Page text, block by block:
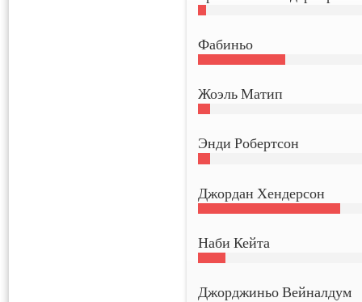
Фабиньо
Жоэль Матип
Энди Робертсон
Джордан Хендерсон
Наби Кейта
Джорджиньо Вейналдум